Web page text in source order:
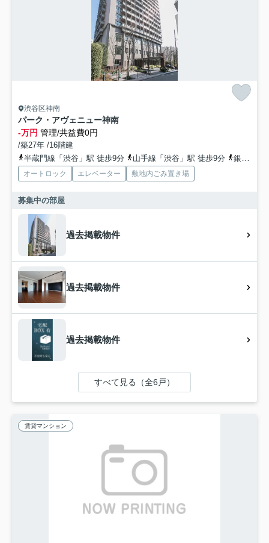
渋谷区神南
パーク・アヴェニュー神南
-万円 管理/共益費0円
/築27年 /16階建
半蔵門線「渋谷」駅 徒歩9分
山手線「渋谷」駅 徒歩9分 銀座線「渋谷」駅 徒歩5分
オートロック エレベーター 敷地内ごみ置き場
募集中の部屋
過去掲載物件
過去掲載物件
過去掲載物件
すべて見る（全6戸）
賃貸マンション